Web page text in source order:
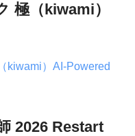
極（kiwami）
kiwami）AI-Powered
2026 Restart